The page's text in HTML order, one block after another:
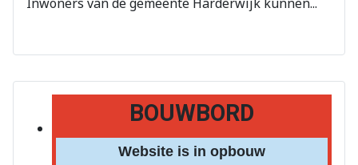
BOUWBORD
Website is in opbouw